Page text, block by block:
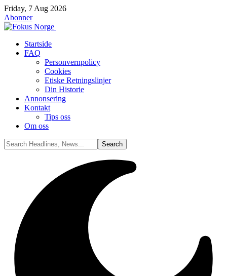
Friday, 7 Aug 2026
Abonner
Startside
FAQ
Personvernpolicy
Cookies
Etiske Retningslinjer
Din Historie
Annonsering
Kontakt
Tips oss
Om oss